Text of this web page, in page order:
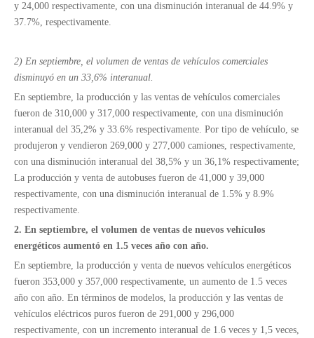
y 24,000 respectivamente, con una disminución interanual de 44.9% y
37.7%, respectivamente.
2) En septiembre, el volumen de ventas de vehículos comerciales
disminuyó en un 33,6% interanual.
En septiembre, la producción y las ventas de vehículos comerciales
fueron de 310,000 y 317,000 respectivamente, con una disminución
interanual del 35,2% y 33.6% respectivamente. Por tipo de vehículo, se
produjeron y vendieron 269,000 y 277,000 camiones, respectivamente,
con una disminución interanual del 38,5% y un 36,1% respectivamente;
La producción y venta de autobuses fueron de 41,000 y 39,000
respectivamente, con una disminución interanual de 1.5% y 8.9%
respectivamente.
2. En septiembre, el volumen de ventas de nuevos vehículos
energéticos aumentó en 1.5 veces año con año.
En septiembre, la producción y venta de nuevos vehículos energéticos
fueron 353,000 y 357,000 respectivamente, un aumento de 1.5 veces
año con año. En términos de modelos, la producción y las ventas de
vehículos eléctricos puros fueron de 291,000 y 296,000
respectivamente, con un incremento interanual de 1.6 veces y 1,5 veces,